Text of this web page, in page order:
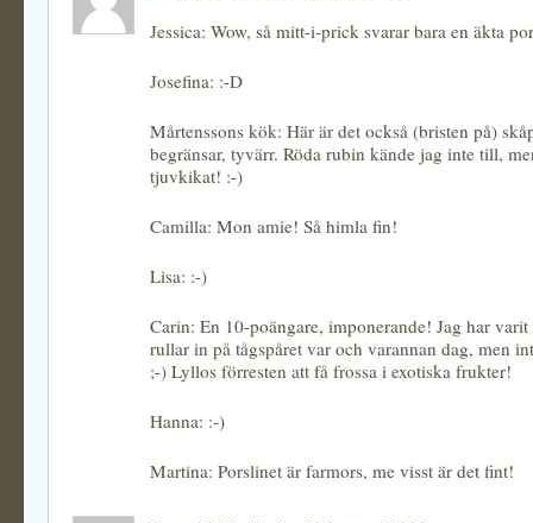
Jessica: Wow, så mitt-i-prick svarar bara en äkta
Josefina: :-D
Mårtenssons kök: Här är det också (bristen på)
begränsar, tyvärr. Röda rubin kände jag inte till,
tjuvkikat! :-)
Camilla: Mon amie! Så himla fin!
Lisa: :-)
Carin: En 10-poängare, imponerande! Jag har
rullar in på tågspåret var och varannan dag, men
;-) Lyllos förresten att få frossa i exotiska frukter!
Hanna: :-)
Martina: Porslinet är farmors, me visst är det fint!